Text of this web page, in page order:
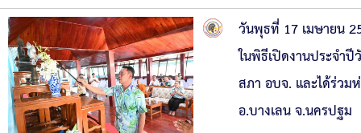
วันพุธที่ 17 เมษายน
ในพิธีเปิดงานประจำ
สภา อบจ. และได้ร่ว
อ.บางเลน จ.นครปฐม